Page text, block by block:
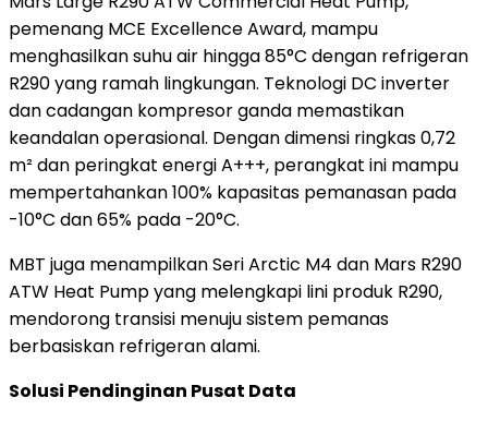
pemenang MCE Excellence Award, mampu
menghasilkan suhu air hingga 85°C dengan refrigeran
R290 yang ramah lingkungan. Teknologi DC inverter
dan cadangan kompresor ganda memastikan
keandalan operasional. Dengan dimensi ringkas 0,72
m² dan peringkat energi A+++, perangkat ini mampu
mempertahankan 100% kapasitas pemanasan pada
-10°C dan 65% pada -20°C.
MBT juga menampilkan Seri Arctic M4 dan Mars R290
ATW Heat Pump yang melengkapi lini produk R290,
mendorong transisi menuju sistem pemanas
berbasiskan refrigeran alami.
Solusi Pendinginan Pusat Data